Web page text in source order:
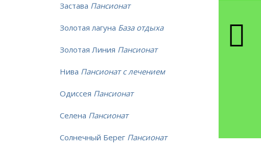
Застава Пансионат
Золотая лагуна База отдыха
Золотая Линия Пансионат
Нива Пансионат с лечением
Одиссея Пансионат
Селена Пансионат
Солнечный Берег Пансионат